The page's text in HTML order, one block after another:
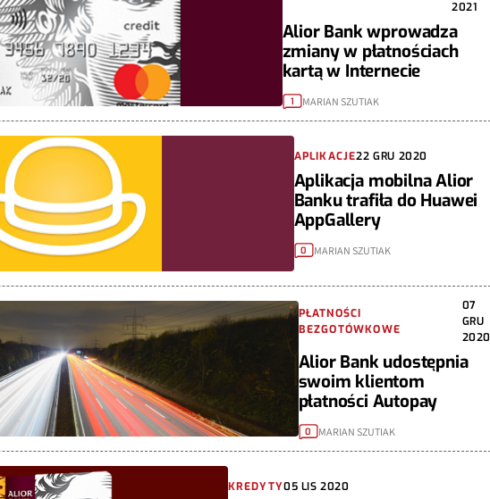
2021
Alior Bank wprowadza
zmiany w płatnościach
kartą w Internecie
1 MARIAN SZUTIAK
APLIKACJE22 GRU 2020
Aplikacja mobilna Alior
Banku trafiła do Huawei
AppGallery
0 MARIAN SZUTIAK
PŁATNOŚCI
BEZGOTÓWKOWE
07
GRU
2020
Alior Bank udostępnia
swoim klientom
płatności Autopay
0 MARIAN SZUTIAK
KREDYTY05 LIS 2020